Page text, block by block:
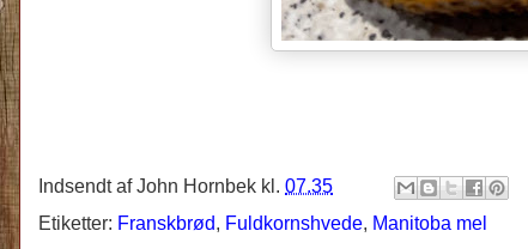
Indsendt afJohn Hornbek kl. 07.35
Etiketter: Franskbrød, Fuldkornshvede, Manitoba mel